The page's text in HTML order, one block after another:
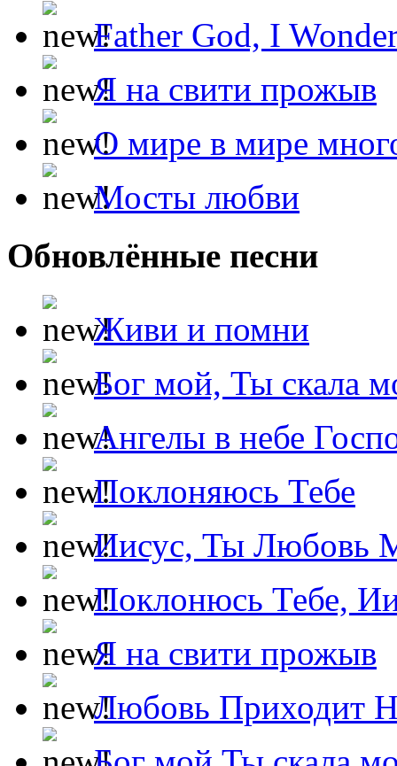
Father God, I
Я на свити прожыв
О мире в мире
Мосты любви
Обновлённые песни
Живи и помни
Бог мой, Ты скала
Ангелы в небе
Поклоняюсь Тебе
Иисус, Ты Любовь
Поклонюсь Тебе,
Я на свити прожыв
Любовь Приходит